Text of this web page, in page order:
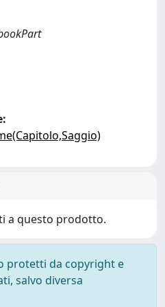
a questo prodotto.
protetti da copyright e
salvo diversa